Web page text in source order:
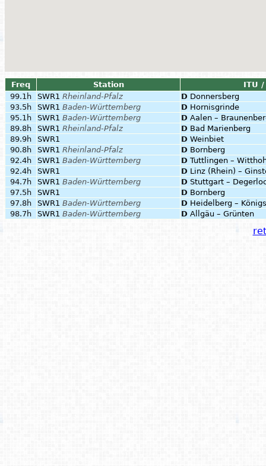
Freq Station
ITU
99.1h
SWR1 Rheinland-Pfalz D Donnersberg
93.5h
SWR1 Baden-Württemberg D Hornisgrinde
95.1h
SWR1 Baden-Württemberg D Aalen –
89.8h
SWR1 Rheinland-Pfalz D Bad Marienberg
89.9h
SWR1 D Weinbiet
90.8h
SWR1 Rheinland-Pfalz D Bornberg
92.4h
SWR1 Baden-Württemberg D Tuttlingen –
92.4h
SWR1 D Linz (Rhein) –
94.7h
SWR1 Baden-Württemberg D Stuttgart –
97.5h
SWR1 D Bornberg
97.8h
SWR1 Baden-Württemberg D Heidelberg –
98.7h
SWR1 Baden-Württemberg D Allgäu – Grünten